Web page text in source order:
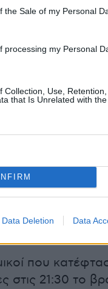
the Sale of my Personal
processing my Personal
Collection, Use,
that Is Unrelated with
Data Deletion Data
στην
Ντάουν, και δεν
Το
ότι ο
που
στις 21:30 το